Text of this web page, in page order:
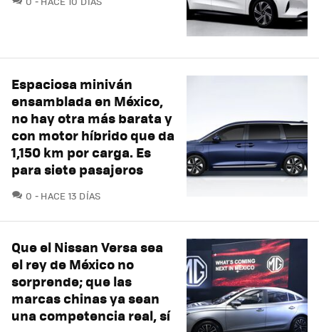
Espaciosa miniván
ensamblada en México,
no hay otra más barata y
con motor híbrido que da
1,150 km por carga. Es
para siete pasajeros
0 COMENTARIOS
HACE 13 DÍAS
Que el Nissan Versa sea
el rey de México no
sorprende; que las
marcas chinas ya sean
una competencia real, sí